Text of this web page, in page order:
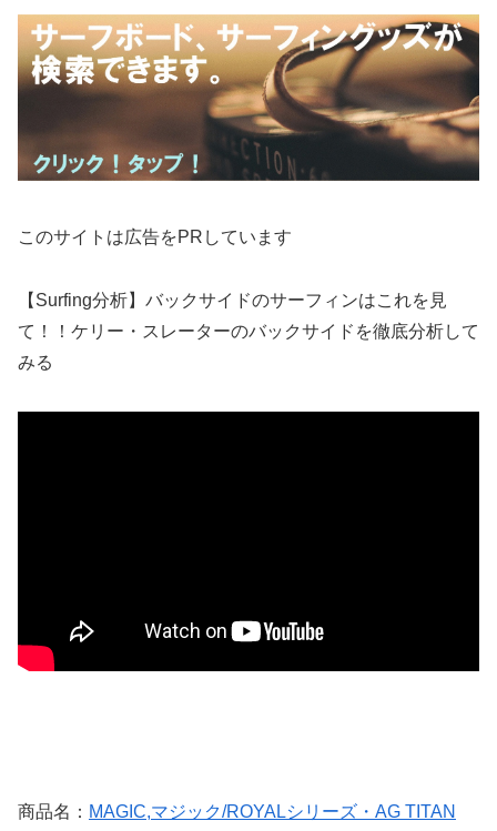
このサイトは広告をPRしています
【Surfing分析】バックサイドのサーフィンはこれを見
て！！ケリー・スレーターのバックサイドを徹底分析して
みる
商品名： MAGIC,マジック/ROYALシリーズ・AG TITAN